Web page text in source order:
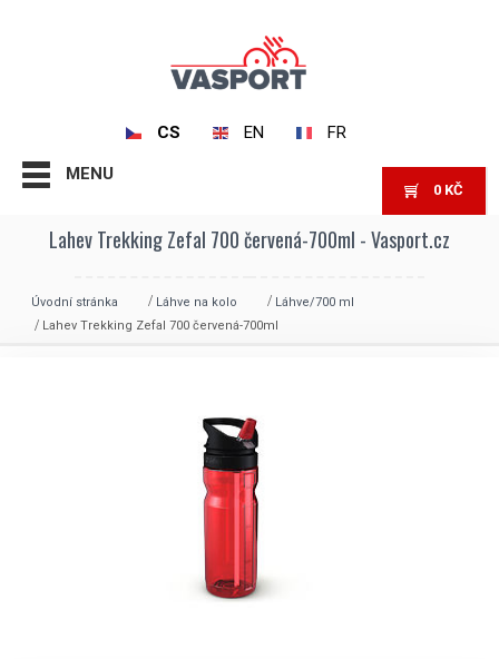
CS EN FR
MENU
0 KČ
Lahev Trekking Zefal 700 červená-700ml - Vasport.cz
Úvodní stránka Láhve na kolo
Láhve/700 ml
Lahev Trekking Zefal 700 červená-700ml